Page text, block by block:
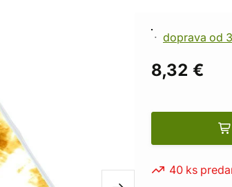
doprava od
8,32 €
40 ks